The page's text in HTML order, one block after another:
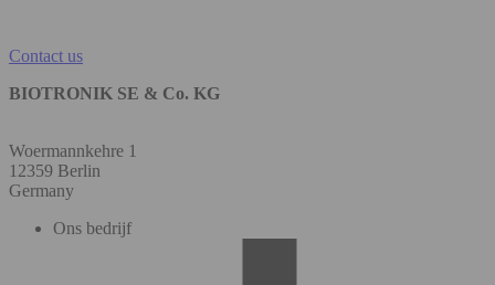
Contact us
BIOTRONIK SE & Co. KG
Woermannkehre 1
12359 Berlin
Germany
Ons bedrijf